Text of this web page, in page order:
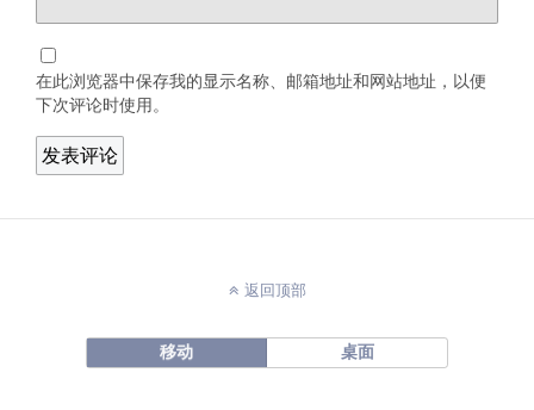
在此浏览器中保存我的显示名称、邮箱地址和网站地址，以便
下次评论时使用。
返回顶部
移动 桌面